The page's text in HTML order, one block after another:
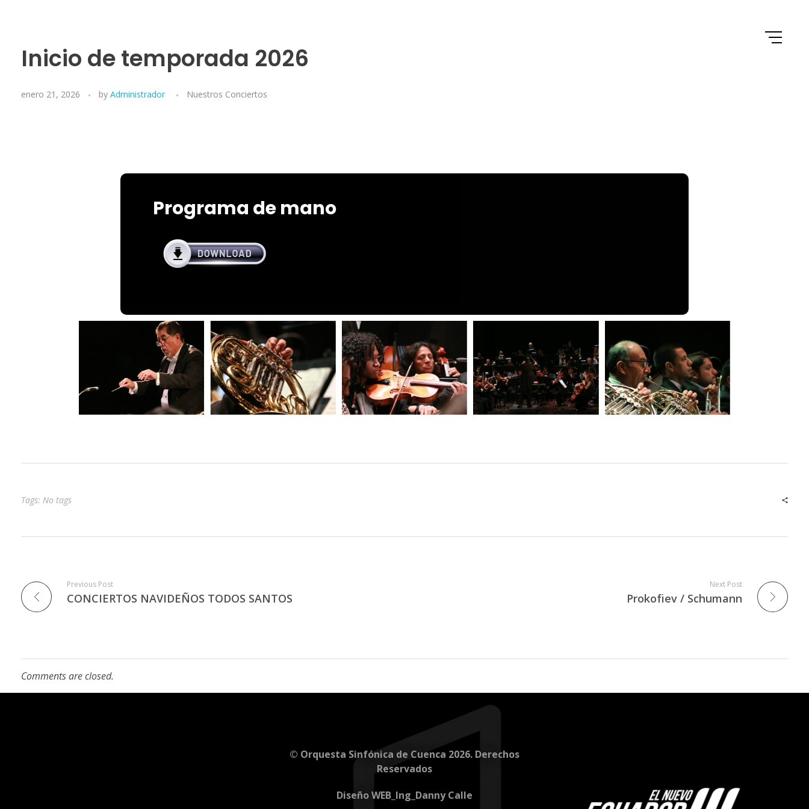
Inicio de temporada 2026
enero 21, 2026 by Administrador Nuestros Conciertos
Programa de mano
Tags: No tags
Previous Post
CONCIERTOS NAVIDEÑOS TODOS SANTOS
Next Post
Prokofiev / Schumann
Comments are closed.
© Orquesta Sinfónica de Cuenca 2026. Derechos
Reservados
Diseño WEB_Ing_Danny Calle